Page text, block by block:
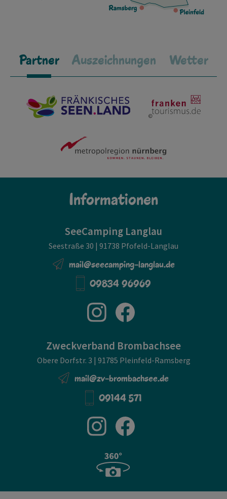
Partner Auszeichnungen Wetter
Informationen
SeeCamping Langlau
Seestraße 30 | 91738 Pfofeld-Langlau
mail@seecamping-langlau.de
09834 96969
Zweckverband Brombachsee
Obere Dorfstr. 3 | 91785 Pleinfeld-Ramsberg
mail@zv-brombachsee.de
09144 571